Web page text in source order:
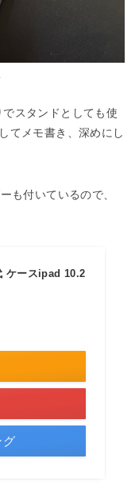
スタンドとしても使
てメモ書き、深めにし
も付いているので、
ケースipad 10.2
グ